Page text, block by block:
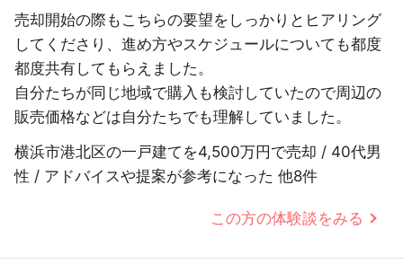
売却開始の際もこちらの要望をしっかりとヒアリング
してくださり、進め方やスケジュールについても都度
都度共有してもらえました。
自分たちが同じ地域で購入も検討していたので周辺の
販売価格などは自分たちでも理解していました。
横浜市港北区の一戸建てを4,500万円で売却 / 40代男
性 / アドバイスや提案が参考になった 他8件
この方の体験談をみる